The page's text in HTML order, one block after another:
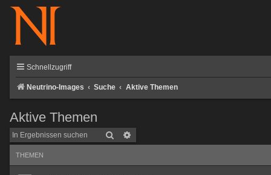
Schnellzugriff
Neutrino-Images Suche Aktive Themen
Aktive Themen
Suche
THEMEN